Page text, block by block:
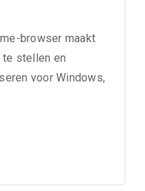
browser maakt
stellen en
voor Windows,